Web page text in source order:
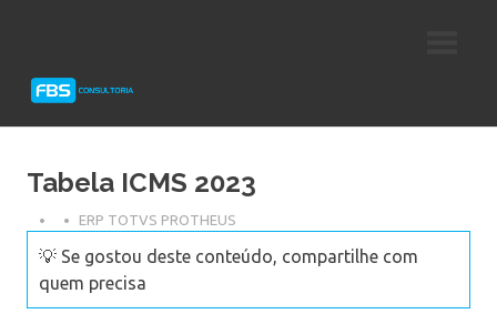
Protheus
Tabela ICMS 2023
ERP TOTVS PROTHEUS
💡 Se gostou deste conteúdo, compartilhe com
quem precisa